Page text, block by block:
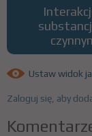
Ustaw widok
Zaloguj się, aby